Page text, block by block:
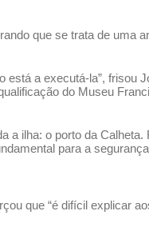
que se trata de uma
a executá-la”, frisou
do Museu
ilha: o porto da
para a
que “é difícil explicar